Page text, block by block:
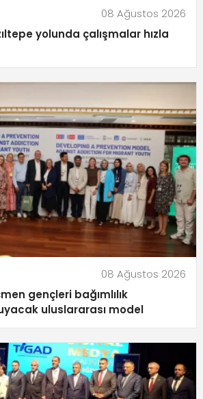
08 Ağustos 2026
yolunda çalışmalar hızla
08 Ağustos 2026
gençleri bağımlılık
uluslararası model